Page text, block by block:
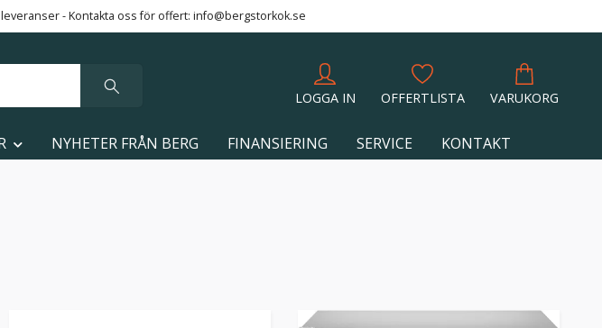
- Kontakta oss för offert: info@bergstorkok.se
LOGGA IN OFFERTLISTA VARUKORG
NYHETER FRÅN BERG FINANSIERING SERVICE KONTAKT